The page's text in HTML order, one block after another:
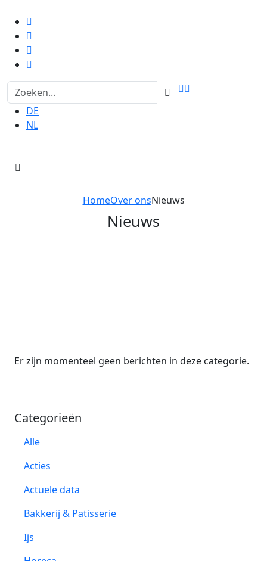
DE
NL
HomeOver onsNieuws
Nieuws
Er zijn momenteel geen berichten in deze categorie.
Categorieën
Alle
Acties
Actuele data
Bakkerij & Patisserie
Ijs